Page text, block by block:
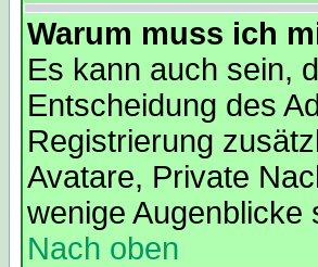
Warum muss ich
Es kann auch sein,
Entscheidung des
Registrierung
Avatare, Private
wenige Augenblicke
Nach oben